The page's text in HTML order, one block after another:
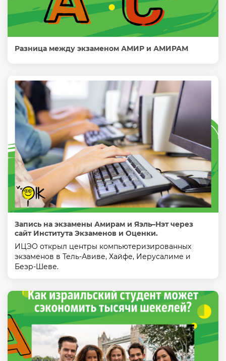
Разница между экзаменом АМИР и АМИРАМ
Запись на экзамены Амирам и Яэль–Нэт через
сайт Института Экзаменов и Оценки.
ИЦЭО открыл центры компьютеризированных
экзаменов в Тель-Авиве, Хайфе, Иерусалиме и
Беэр-Шеве.